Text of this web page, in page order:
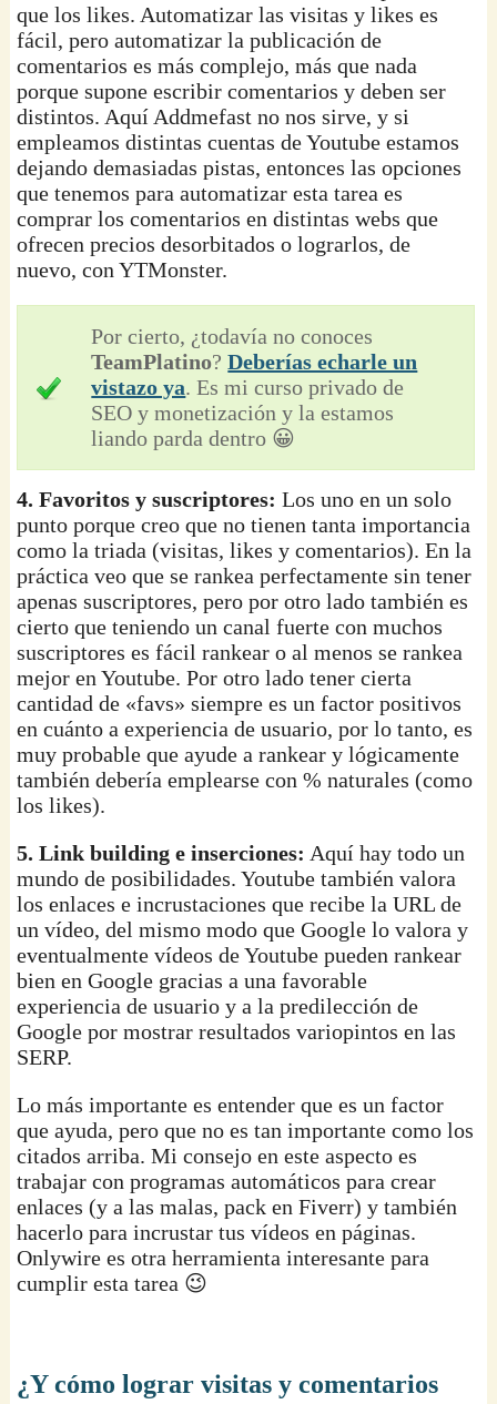
que los likes. Automatizar las visitas y likes es
fácil, pero automatizar la publicación de
comentarios es más complejo, más que nada
porque supone escribir comentarios y deben ser
distintos. Aquí Addmefast no nos sirve, y si
empleamos distintas cuentas de Youtube estamos
dejando demasiadas pistas, entonces las opciones
que tenemos para automatizar esta tarea es
comprar los comentarios en distintas webs que
ofrecen precios desorbitados o lograrlos, de
nuevo, con YTMonster.
Por cierto, ¿todavía no conoces
TeamPlatino?Deberías echarle un
vistazo ya. Es mi curso privado de
SEO y monetización y la estamos
liando parda dentro 😀
4. Favoritos y suscriptores: Los uno en un solo
punto porque creo que no tienen tanta importancia
como la triada (visitas, likes y comentarios). En la
práctica veo que se rankea perfectamente sin tener
apenas suscriptores, pero por otro lado también es
cierto que teniendo un canal fuerte con muchos
suscriptores es fácil rankear o al menos se rankea
mejor en Youtube. Por otro lado tener cierta
cantidad de «favs» siempre es un factor positivos
en cuánto a experiencia de usuario, por lo tanto, es
muy probable que ayude a rankear y lógicamente
también debería emplearse con % naturales (como
los likes).
5. Link building e inserciones: Aquí hay todo un
mundo de posibilidades. Youtube también valora
los enlaces e incrustaciones que recibe la URL de
un vídeo, del mismo modo que Google lo valora y
eventualmente vídeos de Youtube pueden rankear
bien en Google gracias a una favorable
experiencia de usuario y a la predilección de
Google por mostrar resultados variopintos en las
SERP.
Lo más importante es entender que es un factor
que ayuda, pero que no es tan importante como los
citados arriba. Mi consejo en este aspecto es
trabajar con programas automáticos para crear
enlaces (y a las malas, pack en Fiverr) y también
hacerlo para incrustar tus vídeos en páginas.
Onlywire es otra herramienta interesante para
cumplir esta tarea 😉
¿Y cómo lograr visitas y comentarios